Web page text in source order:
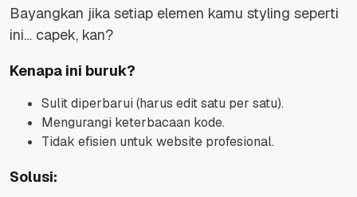
Bayangkan jika setiap elemen kamu styling seperti
ini… capek, kan?
Kenapa ini buruk?
Sulit diperbarui (harus edit satu per satu).
Mengurangi keterbacaan kode.
Tidak efisien untuk website profesional.
Solusi: